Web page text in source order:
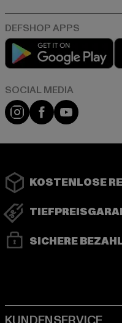
Instagram
FacebookYouTube
KOSTENLOSE
SICHERE